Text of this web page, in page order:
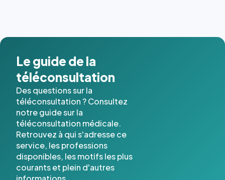
cas. #}
Le guide de la
téléconsultation
Des questions sur la
téléconsultation ? Consultez
notre guide sur la
téléconsultation médicale.
Retrouvez à qui s'adresse ce
service, les professions
disponibles, les motifs les plus
courants et plein d'autres